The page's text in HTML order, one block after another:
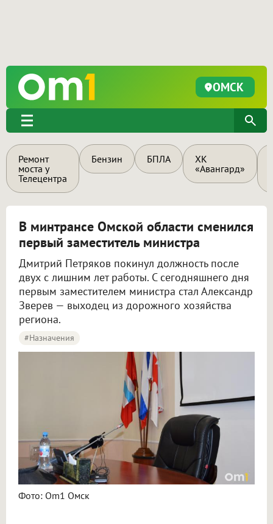
ОМСК
Ремонт
моста у
Телецентра
Бензин БПЛА
ХК
«Авангард»
В минтрансе Омской области сменился
первый заместитель министра
Дмитрий Петряков покинул должность после
двух с лишним лет работы. С сегодняшнего дня
первым заместителем министра стал Александр
Зверев — выходец из дорожного хозяйства
региона.
#назначения
Фото: Om1 Омск